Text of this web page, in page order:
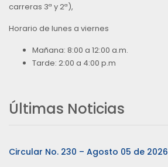
carreras 3ª y 2ª),
Horario de lunes a viernes
Mañana: 8:00 a 12:00 a.m.
Tarde: 2:00 a 4:00 p.m
Últimas Noticias
Circular No. 230 – Agosto 05 de 2026